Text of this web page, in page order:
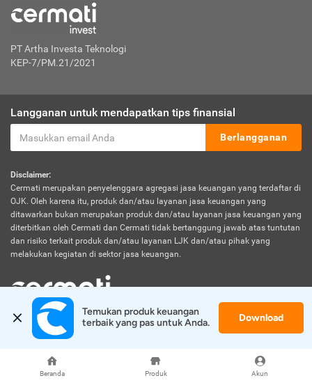
Beranda Produk Akun
PT Artha Investa Teknologi
KEP-7/PM.21/2021
Langganan untuk mendapatkan tips finansial
Berlangganan
Disclaimer:
Cermati merupakan penyelenggara agregasi jasa keuangan yang terdaftar di
OJK. Oleh karena itu, produk dan/atau layanan jasa keuangan yang
ditawarkan bukan merupakan produk dan/atau layanan jasa keuangan yang
diterbitkan oleh Cermati dan Cermati tidak bertanggung jawab atas tuntutan
dan risiko terkait produk dan/atau layanan LJK dan/atau pihak yang
melakukan kegiatan di sektor jasa keuangan.
© 2026 Cermati. All Rights Reserved.
Temukan produk keuangan
terbaik yang pas untuk Anda.
Download